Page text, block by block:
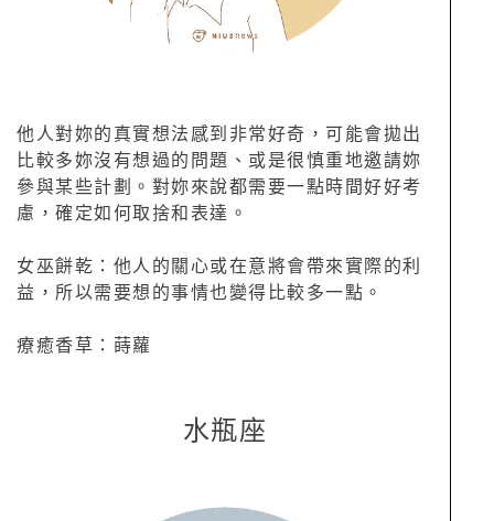
他人對妳的真實想法感到非常好奇，可能會拋出
比較多妳沒有想過的問題、或是很慎重地邀請妳
參與某些計劃。對妳來說都需要一點時間好好考
慮，確定如何取捨和表達。
女巫餅乾：他人的關心或在意將會帶來實際的利
益，所以需要想的事情也變得比較多一點。
療癒香草：蒔蘿
水瓶座